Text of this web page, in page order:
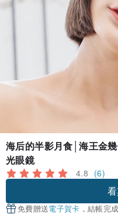
海后的半影月食│海王金
光眼鏡
4.8 (6)
免費贈送電子賀卡 ，結帳完